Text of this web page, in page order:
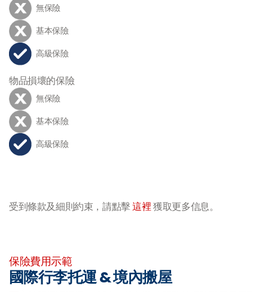
無保險
基本保險
高級保險
物品損壞的保險
無保險
基本保險
高級保險
受到條款及細則約束，請點擊這裡獲取更多信息。
保險費用示範
國際行李托運 & 境內搬屋